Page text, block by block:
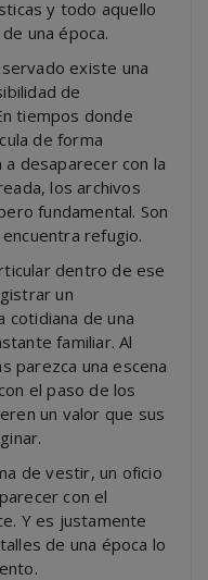
y todo aquello
una época.
existe una
de
tiempos donde
de forma
desaparecer con la
los archivos
fundamental. Son
refugio.
dentro de ese
un
cotidiana de una
familiar. Al
parezca una escena
el paso de los
un valor que sus
de vestir, un oficio
con el
Y es justamente
de una época lo